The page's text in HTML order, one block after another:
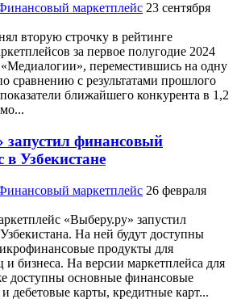
маркетплейс 23 сентября
вторую строчку в рейтинге
за первое полугодие 2024
переместившись на одну
сравнению с результатами прошлого
ближайшего конкурента в 1,2
запустил финансовый
в Узбекистане
маркетплейс 26 февраля
«Выберу.ру» запустил
На ней будут доступны
продукты для
и бизнеса. На версии маркетплейса для
доступны основные финансовые
дебетовые карты, кредитные карт...